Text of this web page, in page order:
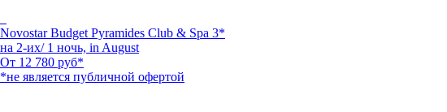
Novostar Budget Pyramides Club & Spa 3*
на 2-их/ 1 ночь, in August
От 12 780 руб*
*не является публичной офертой